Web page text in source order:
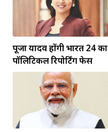
पूजा यादव होंगी भारत 24 का
पॉलिटिकल रिपोर्टिंग फेस